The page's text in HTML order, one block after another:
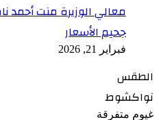
معالي الوزيرة منت أحمد
جحيم الأسعار
فبراير 21, 2026
الطقس
نواكشوط
غيوم متفرقة